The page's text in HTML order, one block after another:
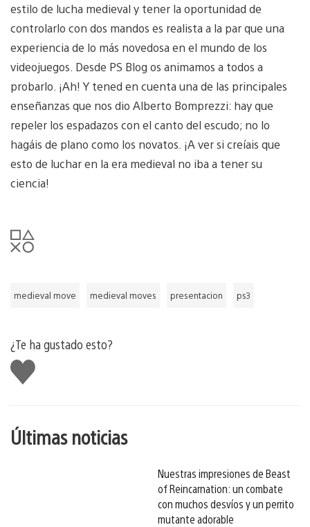
estilo de lucha medieval y tener la oportunidad de
controlarlo con dos mandos es realista a la par que una
experiencia de lo más novedosa en el mundo de los
videojuegos. Desde PS Blog os animamos a todos a
probarlo. ¡Ah! Y tened en cuenta una de las principales
enseñanzas que nos dio Alberto Bomprezzi: hay que
repeler los espadazos con el canto del escudo; no lo
hagáis de plano como los novatos. ¡A ver si creíais que
esto de luchar en la era medieval no iba a tener su
ciencia!
medieval move medieval moves presentacion ps3
¿Te ha gustado esto?
Me
gusta
Últimas noticias
Nuestras impresiones de Beast
of Reincarnation: un combate
con muchos desvíos y un perrito
mutante adorable